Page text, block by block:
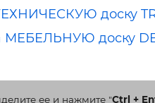
доску
МЕБЕЛЬНУЮ доску
ее и нажмите"Ctrl +